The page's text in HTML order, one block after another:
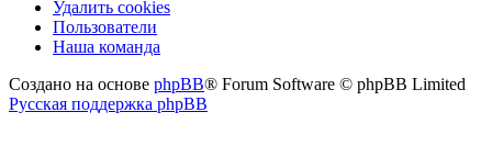
Удалить cookies
Пользователи
Наша команда
Создано на основе phpBB® Forum Software © phpBB Limited
Русская поддержка phpBB